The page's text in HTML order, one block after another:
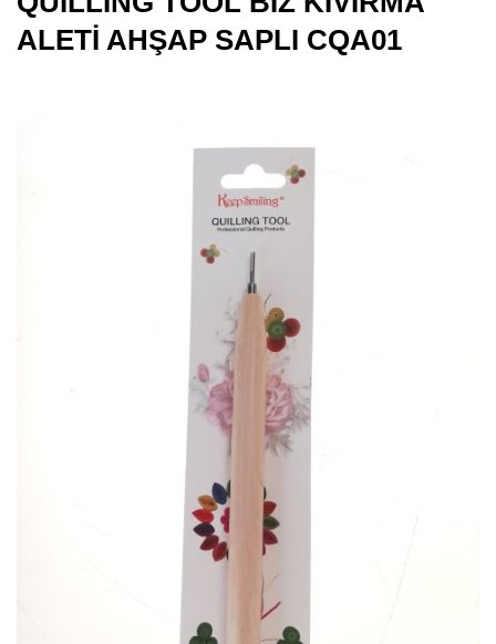
ALETİ AHŞAP SAPLI CQA01